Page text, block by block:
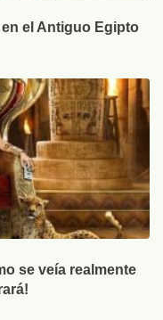
el Antiguo Egipto
se veía realmente